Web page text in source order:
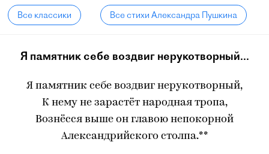
Все классики Все стихи Александра Пушкина
Я памятник себе воздвиг нерукотворный...
Я памятник себе воздвиг нерукотворный,
К нему не зарастёт народная тропа,
Вознёсся выше он главою непокорной
Александрийского столпа.**